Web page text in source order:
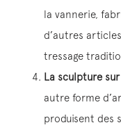
la vannerie,
d’autres
tressage
La sculpture
autre forme
produisent des